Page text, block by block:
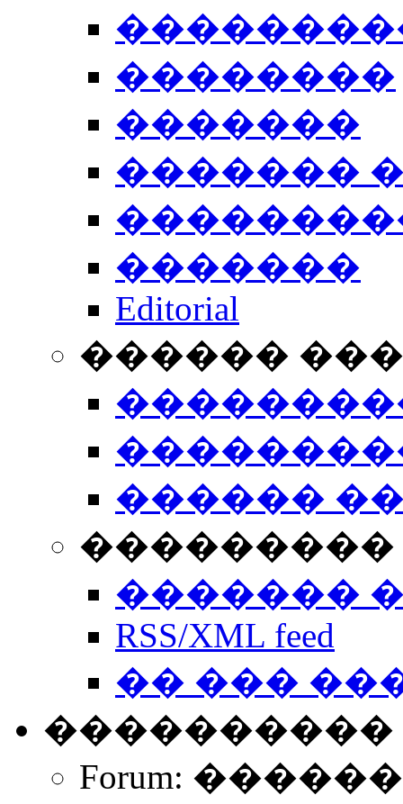
��������
�������
�������
�������
Editorial
������
������
���������
�������
RSS/XML feed
�� ���
����������
Forum: